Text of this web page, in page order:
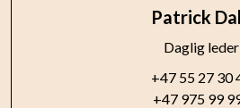
Patrick
Daglig leder
+47 55 27 30
+47 975 99